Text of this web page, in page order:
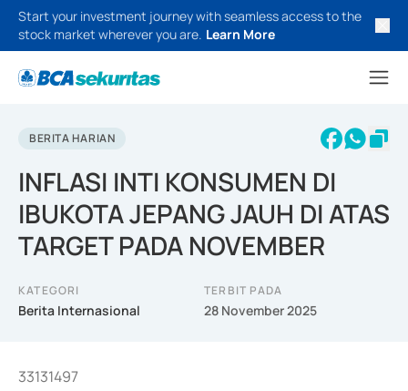
Start your investment journey with seamless access to the
stock market wherever you are. Learn More
BERITA HARIAN
INFLASI INTI KONSUMEN DI
IBUKOTA JEPANG JAUH DI ATAS
TARGET PADA NOVEMBER
KATEGORI
Berita Internasional
TERBIT PADA
28 November 2025
33131497